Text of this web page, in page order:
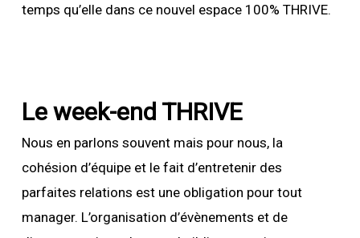
temps qu’elle dans ce nouvel espace 100% THRIVE.
Le week-end THRIVE
Nous en parlons souvent mais pour nous, la
cohésion d’équipe et le fait d’entretenir des
parfaites relations est une obligation pour tout
manager. L’organisation d’évènements et de